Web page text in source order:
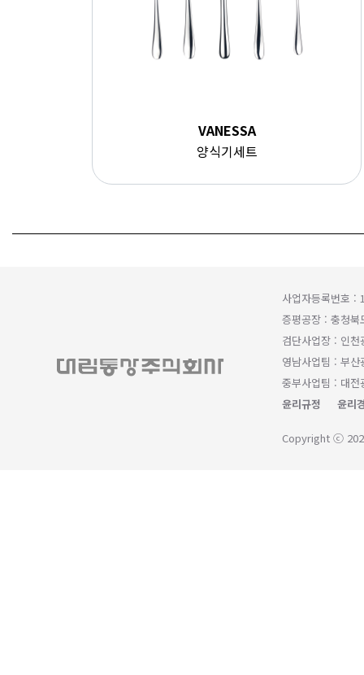
VANESSA
양식기세트
사업자등록번호 :
증평공장 : 충청
검단사업장 : 인
영남사업팀 : 부
중부사업팀 : 대
윤리규정
윤리
Copyright ⓒ